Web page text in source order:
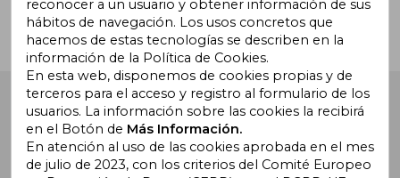
Buscalibre España . Calle Energía, 65, Nave 3 (08940),
Cornellà de Llobregat, Barcelona. Derechos Reservados.
reconocer a un usuario y obtener información de sus
hábitos de navegación. Los usos concretos que
hacemos de estas tecnologías se describen en la
información de la Política de Cookies.
En esta web, disponemos de cookies propias y de
terceros para el acceso y registro al formulario de los
usuarios. La información sobre las cookies la recibirá
en el Botón de Más Información.
En atención al uso de las cookies aprobada en el mes
de julio de 2023, con los criterios del Comité Europeo